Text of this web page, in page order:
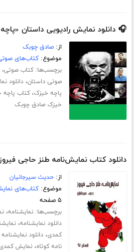
🎧 دانلود نمایش رادیویی داستان
از:صادق چوبک
موضوع:کتاب‌های صوتی
برچسب‌ها:کتاب صوتی،
صوتی داستان،دانلود
پاچه خیزک،کتاب
خیزک صادق چوبک
دانلود کتاب نمایش‌نامه طنز حاجی فیروز
از:حدیث سیرجانیان
موضوع:کتاب‌های
۵ صفحه
برچسب‌ها:نمایشنامه،
دانلود نمایشنامه،
کمدی،دانلود نمایشنامه
نامه کوتاه،نمایش کمدی